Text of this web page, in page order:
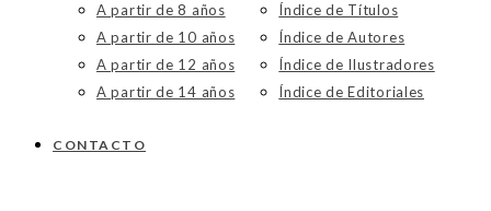
A partir de 8 años
A partir de 10 años
A partir de 12 años
A partir de 14 años
Índice de Títulos
Índice de Autores
Índice de Ilustradores
Índice de Editoriales
CONTACTO